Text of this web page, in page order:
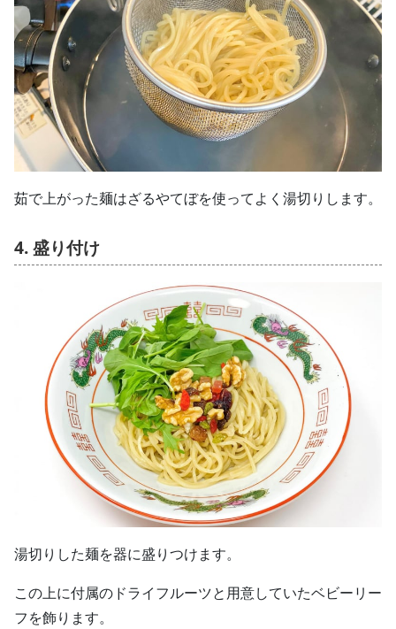
茹で上がった麺はざるやてぼを使ってよく湯切りします。
4. 盛り付け
湯切りした麺を器に盛りつけます。
この上に付属のドライフルーツと用意していたベビーリー
フを飾ります。